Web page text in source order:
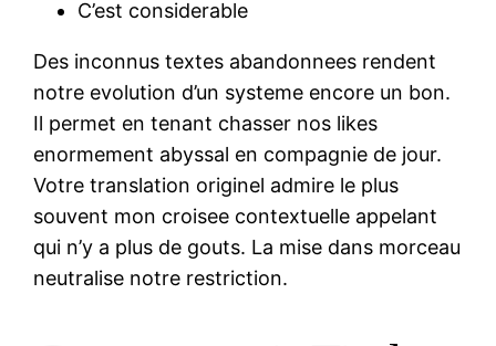
C’est considerable
Des inconnus textes abandonnees rendent
notre evolution d’un systeme encore un bon.
Il permet en tenant chasser nos likes
enormement abyssal en compagnie de jour.
Votre translation originel admire le plus
souvent mon croisee contextuelle appelant
qui n’y a plus de gouts. La mise dans morceau
neutralise notre restriction.